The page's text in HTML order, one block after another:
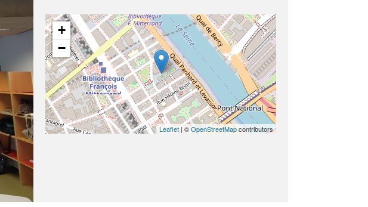
+
−
Leaflet| ©OpenStreetMapcontributors